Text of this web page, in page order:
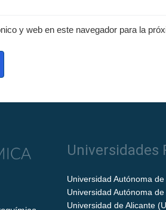
y web en este navegador para la
Universidades
Universidad Autónoma
Universidad Autónoma
Universidad de Alicante